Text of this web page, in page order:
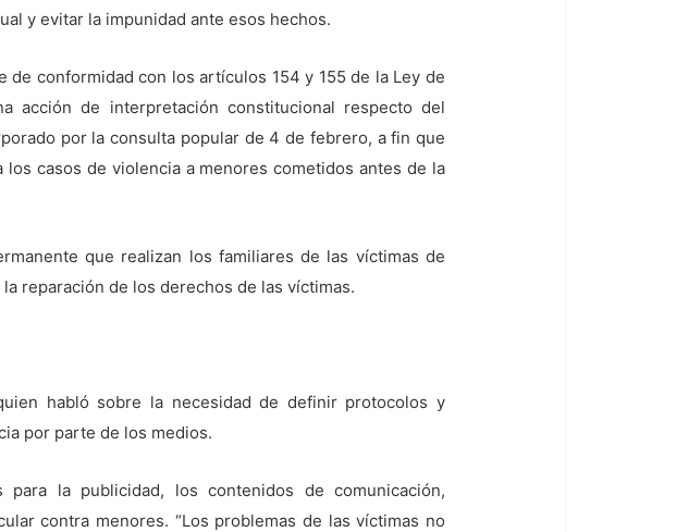
y evitar la impunidad ante esos hechos.
de conformidad con los artículos 154 y 155 de la Ley de
acción de interpretación constitucional respecto del
por la consulta popular de 4 de febrero, a fin que
casos de violencia a menores cometidos antes de la
que realizan los familiares de las víctimas de
reparación de los derechos de las víctimas.
habló sobre la necesidad de definir protocolos y
por parte de los medios.
la publicidad, los contenidos de comunicación,
contra menores. “Los problemas de las víctimas no